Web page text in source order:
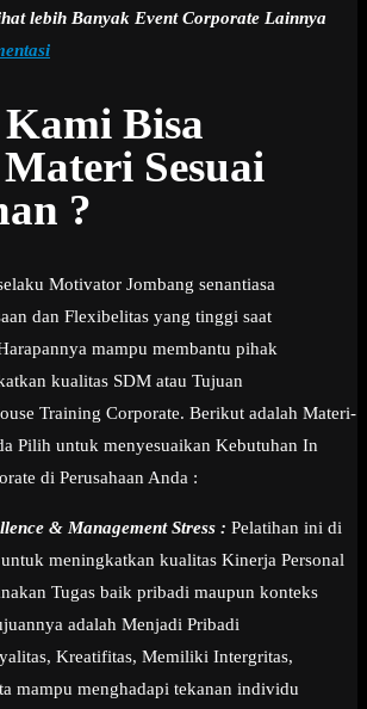
lebih Banyak Event Corporate Lainnya
Bisa
Sesuai
?
Motivator Jombang senantiasa
dan Flexibelitas yang tinggi saat
mampu membantu pihak
kualitas SDM atau Tujuan
Training Corporate. Berikut adalah Materi-
Pilih untuk menyesuaikan Kebutuhan In
di Perusahaan Anda :
& Management Stress : Pelatihan ini di
meningkatkan kualitas Kinerja Personal
Tugas baik pribadi maupun konteks
adalah Menjadi Pribadi
Kreatifitas, Memiliki Intergritas,
mampu menghadapi tekanan individu